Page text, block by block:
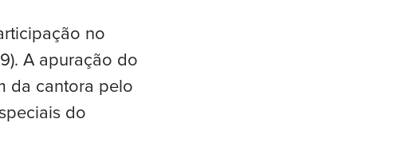
no
A apuração do
da cantora pelo
do